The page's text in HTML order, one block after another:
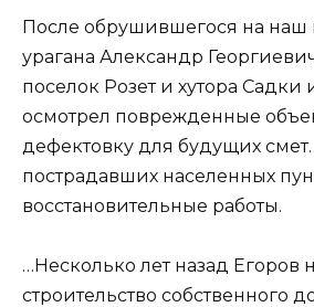
После обрушившегося на наш
урагана Александр
поселок Розет и хутора Садки
осмотрел поврежденные
дефектовку для будущих
пострадавших населенных
восстановительные работы.
…Несколько лет назад Егоров
строительство собственного